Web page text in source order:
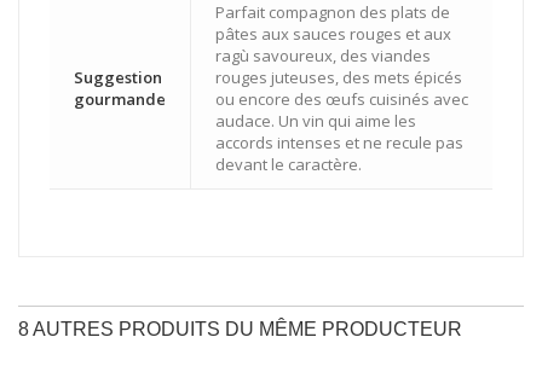
Suggestion
gourmande
Parfait compagnon des plats de
pâtes aux sauces rouges et aux
ragù savoureux, des viandes
rouges juteuses, des mets épicés
ou encore des œufs cuisinés avec
audace. Un vin qui aime les
accords intenses et ne recule pas
devant le caractère.
8 AUTRES PRODUITS DU MÊME PRODUCTEUR